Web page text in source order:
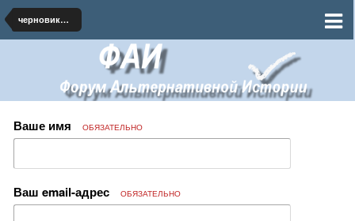
черновики и наброски по миру
Ваше имя ОБЯЗАТЕЛЬНО
Ваш email-адрес ОБЯЗАТЕЛЬНО